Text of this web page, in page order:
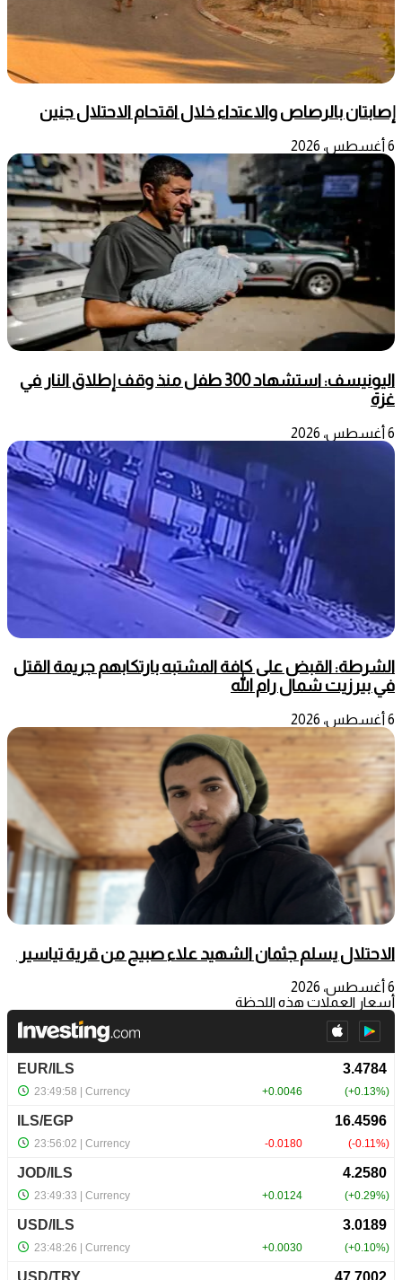
إصابتان بالرصاص والاعتداء خلال اقتحام الاحتلال جنين
6 أغسطس، 2026
اليونيسف: استشهاد 300 طفل منذ وقف إطلاق النار في
غزة
6 أغسطس، 2026
الشرطة: القبض على كافة المشتبه بارتكابهم جريمة القتل
في بيرزيت شمال رام الله
6 أغسطس، 2026
الاحتلال يسلم جثمان الشهيد علاء صبيح من قرية تياسير
6 أغسطس، 2026
أسعار العملات هذه اللحظة